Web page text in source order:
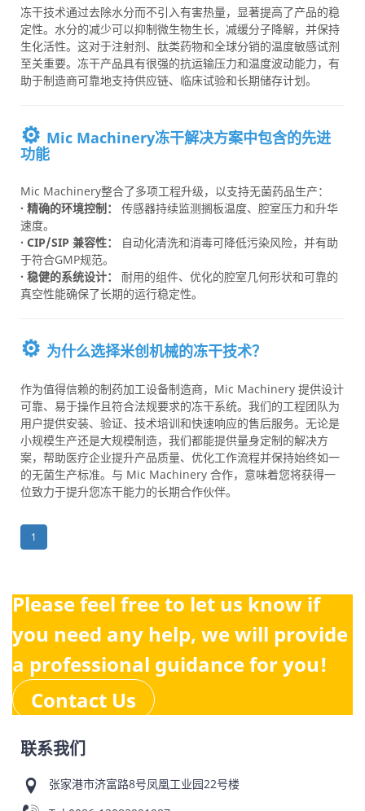
冻干技术通过去除水分而不引入有害热量，显著提高了产品的稳
定性。水分的减少可以抑制微生物生长，减缓分子降解，并保持
生化活性。这对于注射剂、肽类药物和全球分销的温度敏感试剂
至关重要。冻干产品具有很强的抗运输压力和温度波动能力，有
助于制造商可靠地支持供应链、临床试验和长期储存计划。
⚙️ Mic Machinery冻干解决方案中包含的先进
功能
Mic Machinery整合了多项工程升级，以支持无菌药品生产：
· 精确的环境控制： 传感器持续监测搁板温度、腔室压力和升华
速度。
· CIP/SIP 兼容性：
自动化清洗和消毒可降低污染风险，并有助
于符合GMP规范。
· 稳健的系统设计： 耐用的组件、优化的腔室几何形状和可靠的
真空性能确保了长期的运行稳定性。
⚙️ 为什么选择米创机械的冻干技术？
作为值得信赖的制药加工设备制造商，Mic Machinery 提供设计
可靠、易于操作且符合法规要求的冻干系统。我们的工程团队为
用户提供安装、验证、技术培训和快速响应的售后服务。无论是
小规模生产还是大规模制造，我们都能提供量身定制的解决方
案，帮助医疗企业提升产品质量、优化工作流程并保持始终如一
的无菌生产标准。与 Mic Machinery 合作，意味着您将获得一
位致力于提升您冻干能力的长期合作伙伴。
1
Please feel free to let us know if
you need any help, we will provide
a professional guidance for you!
Contact Us
联系我们
张家港市济富路8号凤凰工业园22号楼